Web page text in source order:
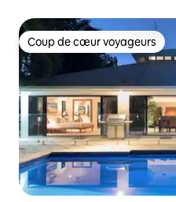
Coup de cœur voyageurs
Coup de cœur voyageurs